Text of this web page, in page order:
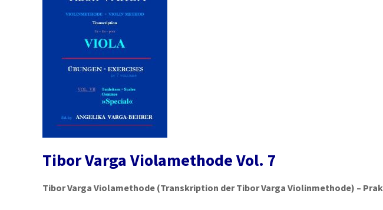
Tibor Varga Violamethode Vol. 7
Tibor Varga Violamethode (Transkription der Tibor Varga Violinmethode) –